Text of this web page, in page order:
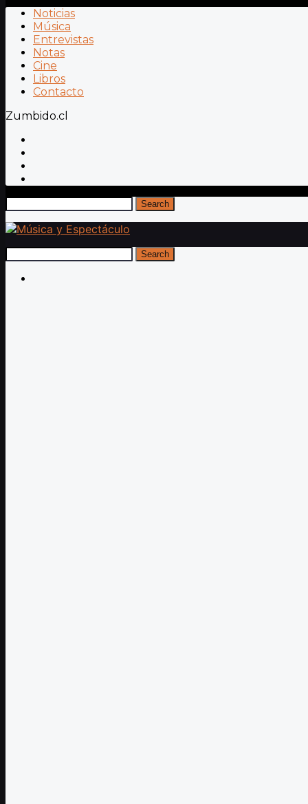
Noticias
Música
Entrevistas
Notas
Cine
Libros
Contacto
Zumbido.cl
Search
Search